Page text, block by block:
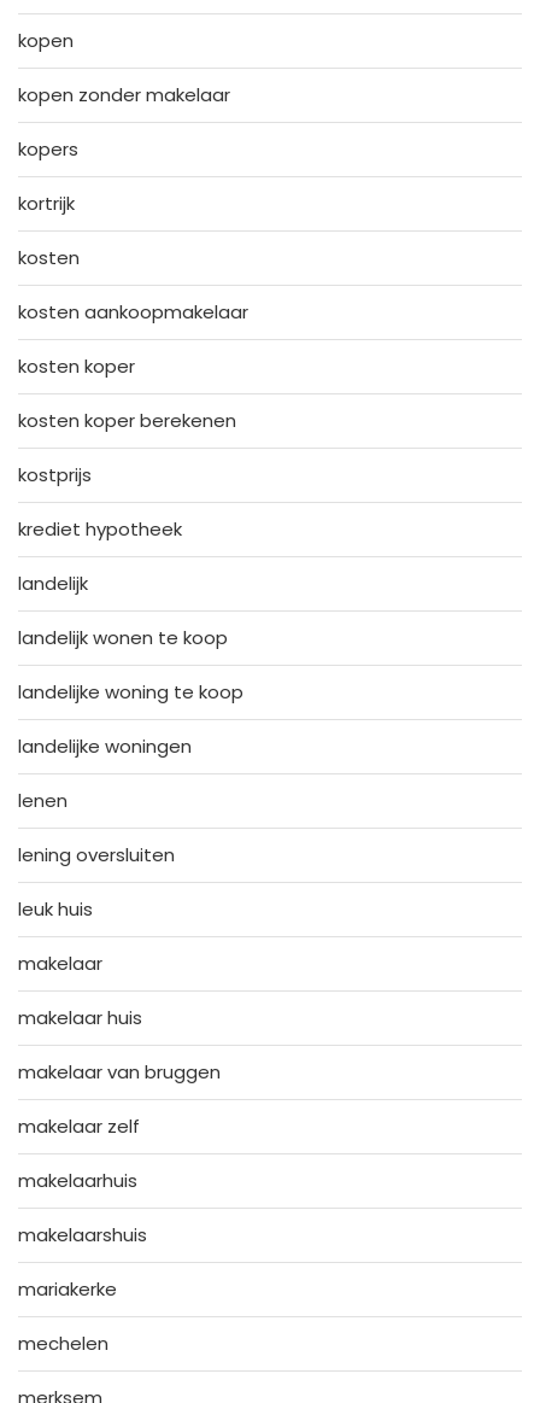
kopen
kopen zonder makelaar
kopers
kortrijk
kosten
kosten aankoopmakelaar
kosten koper
kosten koper berekenen
kostprijs
krediet hypotheek
landelijk
landelijk wonen te koop
landelijke woning te koop
landelijke woningen
lenen
lening oversluiten
leuk huis
makelaar
makelaar huis
makelaar van bruggen
makelaar zelf
makelaarhuis
makelaarshuis
mariakerke
mechelen
merksem